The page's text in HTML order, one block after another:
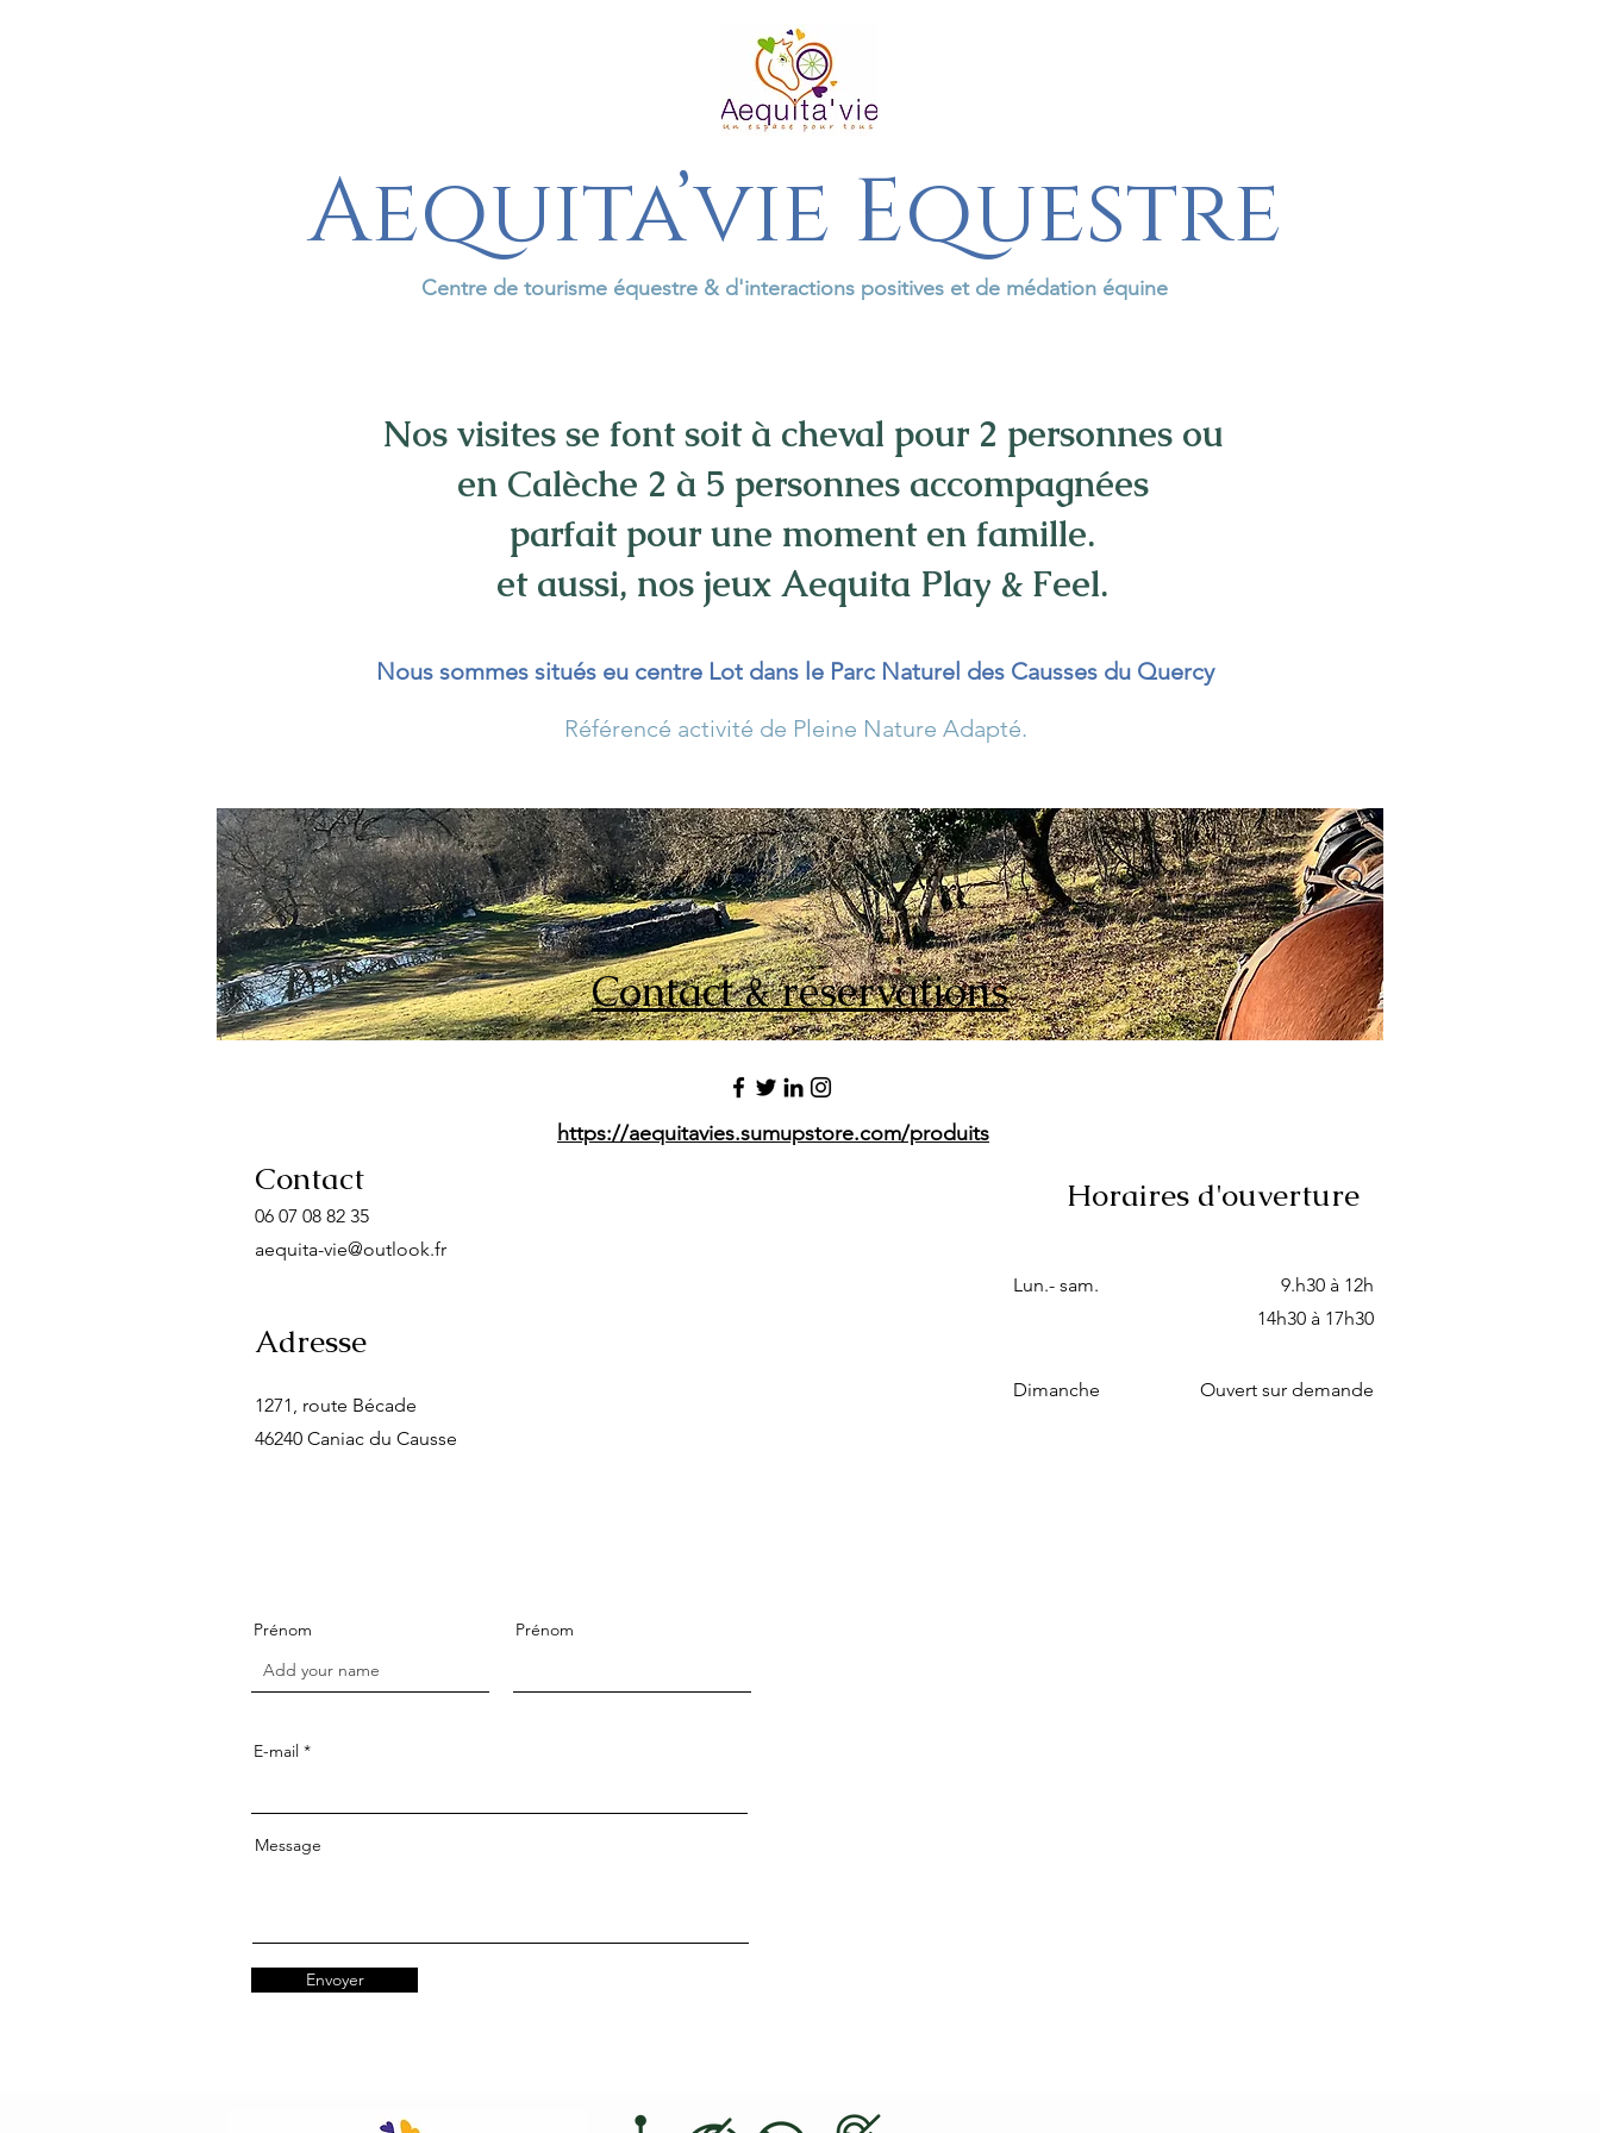
Aequita’vie Equestre
Centre de tourisme équestre & d'interactions positives et de médation équine
Nos visites se font soit à cheval pour 2 personnes ou
en Calèche 2 à 5 personnes accompagnées
parfait pour une moment en famille.
et aussi, nos jeux Aequita Play & Feel.
Nous sommes situés eu centre Lot dans le Parc Naturel des Causses du Quercy
Référencé activité de Pleine Nature Adapté.
Contact & réservations
https://aequitavies.sumupstore.com/produits
Contact
06 07 08 82 35
aequita-vie@outlook.fr
Adresse
1271, route Bécade​
46240 Caniac du Causse
Horaires d'ouverture
Lun.- sam.
9.h30 à 12h
14h30 à 17h30
​Dimanche Ouvert sur demande
Prénom Prénom
E-mail
Message
Envoyer